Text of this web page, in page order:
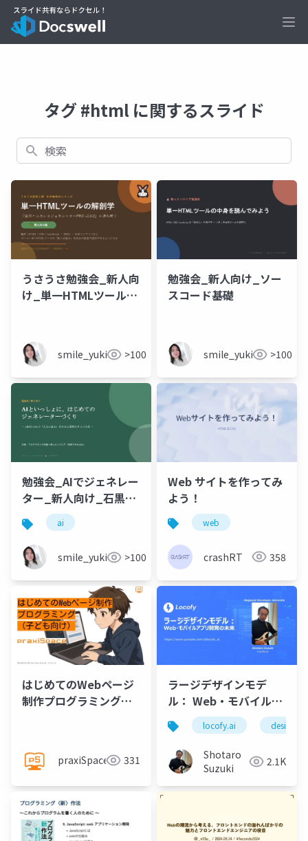
タグ #html に関するスライド
検索
うさうさ勉強会_新人向
け_単一HTMLツール入
smile_yukiko_it>100
勉強会_新人向け_ソー
スコード基礎
smile_yukiko_it>100
勉強会_AIでジェネレー
ター_新人向け_石黒友
季子_20260524
ai
smile_yukiko_it>100
Web サイトを作ってみ
よう！
web
crashRT 358
はじめてのWebページ
制作プログラミング
praxiSpace 331
ラージデザインモデ
ル： Web・モバイルア
プリ開発の未来 on
Vibe Coding Catfe
locofy.ai
Shotaro
Suzuki
2.1K